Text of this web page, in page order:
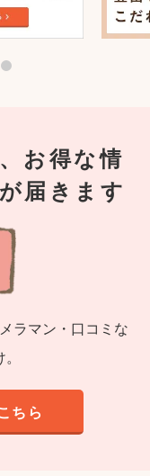
お得な情
届きます
ラマン・口コミな
ちら